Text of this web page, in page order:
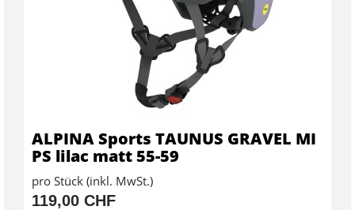
ALPINA Sports TAUNUS GRAVEL MI
PS lilac matt 55-59
pro Stück (inkl. MwSt.)
119,00 CHF